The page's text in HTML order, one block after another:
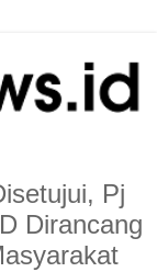
Pj
Dirancang